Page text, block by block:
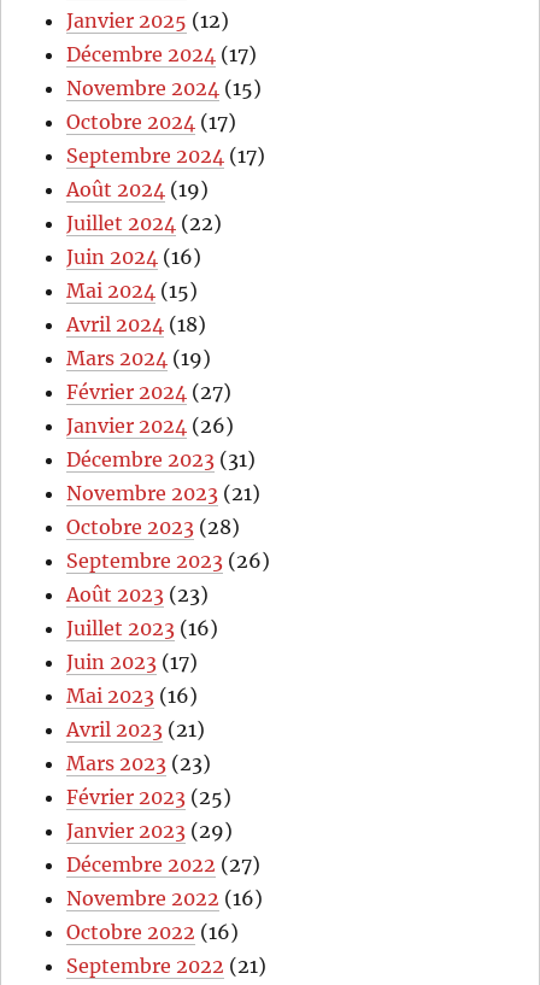
Janvier 2025 (12)
Décembre 2024 (17)
Novembre 2024 (15)
Octobre 2024 (17)
Septembre 2024 (17)
Août 2024 (19)
Juillet 2024 (22)
Juin 2024 (16)
Mai 2024 (15)
Avril 2024 (18)
Mars 2024 (19)
Février 2024 (27)
Janvier 2024 (26)
Décembre 2023 (31)
Novembre 2023 (21)
Octobre 2023 (28)
Septembre 2023 (26)
Août 2023 (23)
Juillet 2023 (16)
Juin 2023 (17)
Mai 2023 (16)
Avril 2023 (21)
Mars 2023 (23)
Février 2023 (25)
Janvier 2023 (29)
Décembre 2022 (27)
Novembre 2022 (16)
Octobre 2022 (16)
Septembre 2022 (21)